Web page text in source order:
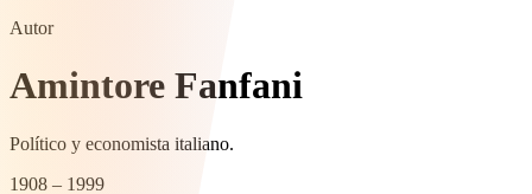
Autor
Amintore Fanfani
Político y economista italiano.
1908 – 1999